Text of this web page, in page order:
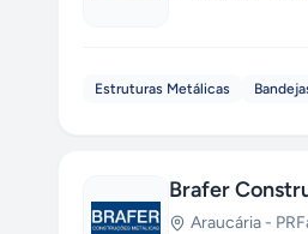
Estruturas Metálicas
Brafer
Araucária - PR